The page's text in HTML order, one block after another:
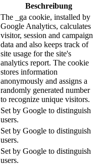
Beschreibung
The _ga cookie, installed by
Google Analytics, calculates
visitor, session and campaign
data and also keeps track of
site usage for the site's
analytics report. The cookie
stores information
anonymously and assigns a
randomly generated number
to recognize unique visitors.
Set by Google to distinguish
users.
Set by Google to distinguish
users.
Set by Google to distinguish
users.